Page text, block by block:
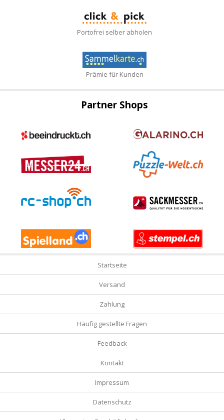
Portofrei selber abholen
Prämie für Kunden
Partner Shops
Startseite
Versand
Zahlung
Häufig gestellte Fragen
Feedback
Kontakt
Impressum
Datenschutz